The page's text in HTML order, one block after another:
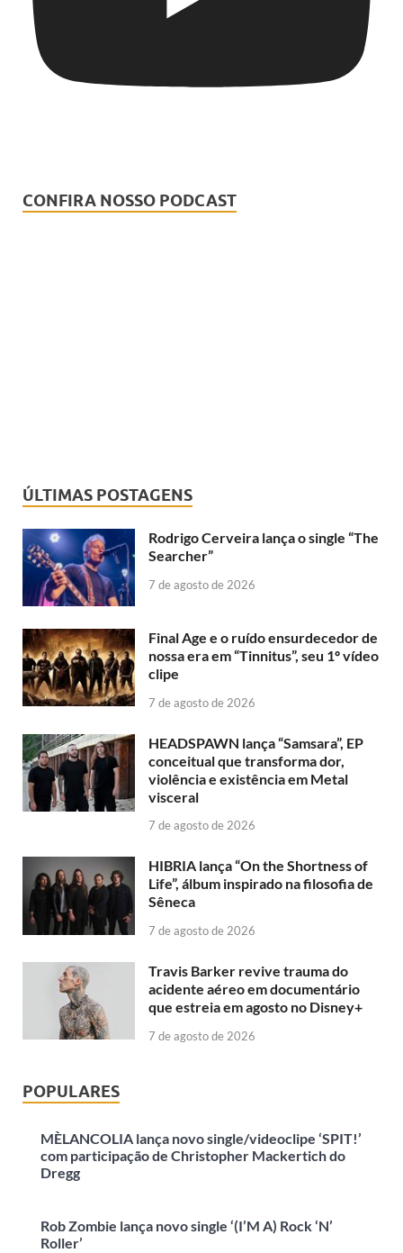
CONFIRA NOSSO PODCAST
ÚLTIMAS POSTAGENS
Rodrigo Cerveira lança o single “The
Searcher”
7 de agosto de 2026
Final Age e o ruído ensurdecedor de
nossa era em “Tinnitus”, seu 1º vídeo
clipe
7 de agosto de 2026
HEADSPAWN lança “Samsara”, EP
conceitual que transforma dor,
violência e existência em Metal
visceral
7 de agosto de 2026
HIBRIA lança “On the Shortness of
Life”, álbum inspirado na filosofia de
Sêneca
7 de agosto de 2026
Travis Barker revive trauma do
acidente aéreo em documentário
que estreia em agosto no Disney+
7 de agosto de 2026
POPULARES
MÈLANCOLIA lança novo single/videoclipe ‘SPIT!’
com participação de Christopher Mackertich do
Dregg
Rob Zombie lança novo single ‘(I’M A) Rock ‘N’
Roller’